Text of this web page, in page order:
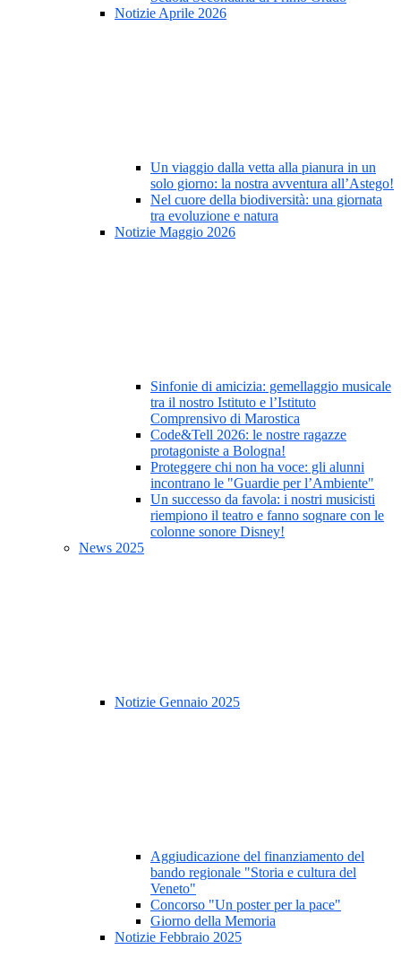
Notizie Aprile 2026
Un viaggio dalla vetta alla pianura in un
solo giorno: la nostra avventura all’Astego!
Nel cuore della biodiversità: una giornata
tra evoluzione e natura
Notizie Maggio 2026
Sinfonie di amicizia: gemellaggio musicale
tra il nostro Istituto e l’Istituto
Comprensivo di Marostica
Code&Tell 2026: le nostre ragazze
protagoniste a Bologna!
Proteggere chi non ha voce: gli alunni
incontrano le "Guardie per l’Ambiente"
Un successo da favola: i nostri musicisti
riempiono il teatro e fanno sognare con le
colonne sonore Disney!
News 2025
Notizie Gennaio 2025
Aggiudicazione del finanziamento del
bando regionale "Storia e cultura del
Veneto"
Concorso "Un poster per la pace"
Giorno della Memoria
Notizie Febbraio 2025